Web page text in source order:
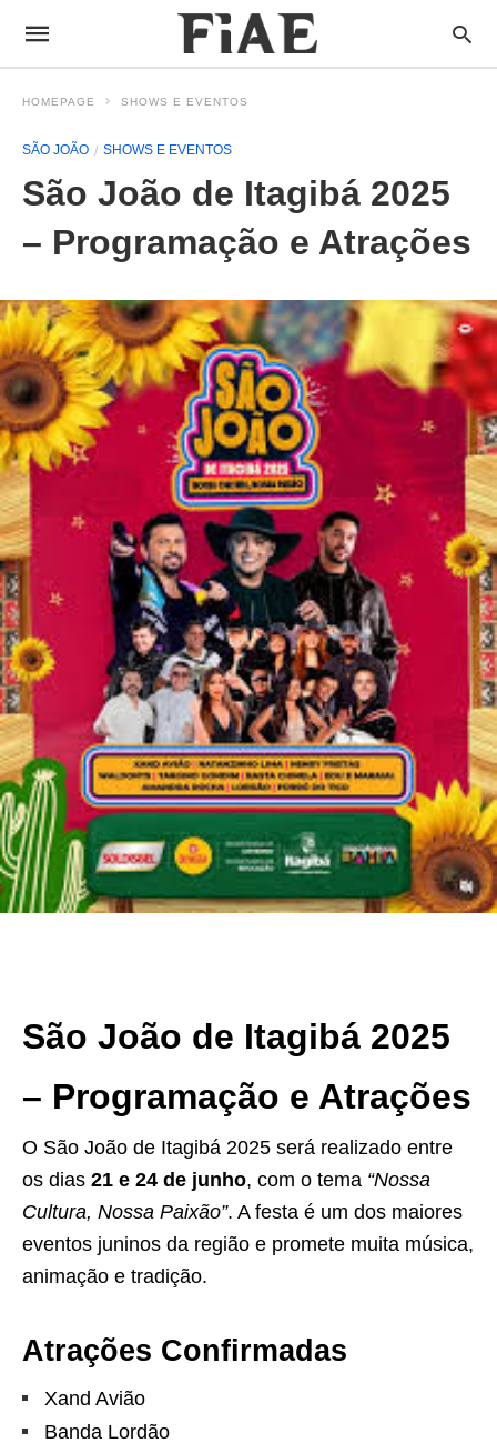
HOMEPAGE SHOWS E EVENTOS
SÃO JOÃO SHOWS E EVENTOS
São João de Itagibá 2025
– Programação e Atrações
São João de Itagibá 2025
– Programação e Atrações
O São João de Itagibá 2025 será realizado entre
os dias 21 e 24 de junho, com o tema “Nossa
Cultura, Nossa Paixão”. A festa é um dos maiores
eventos juninos da região e promete muita música,
animação e tradição.
Atrações Confirmadas
Xand Avião
Banda Lordão